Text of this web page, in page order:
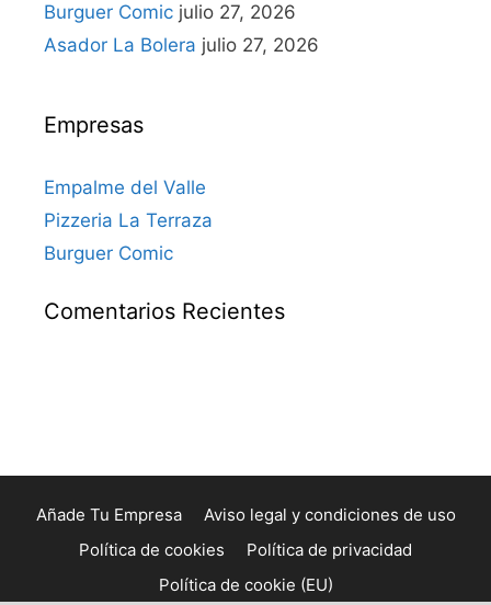
Burguer Comic julio 27, 2026
Asador La Bolera julio 27, 2026
Empresas
Empalme del Valle
Pizzeria La Terraza
Burguer Comic
Comentarios Recientes
Añade Tu Empresa
Aviso legal y condiciones de uso
Política de cookies
Política de privacidad
Política de cookie (EU)